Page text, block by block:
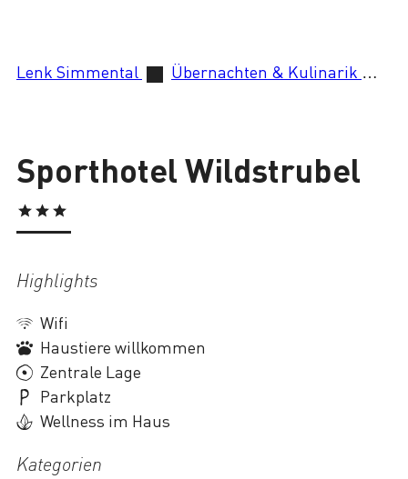
Lenk Simmental Übernachten & Kulinarik
Sporthotel Wildstrubel
Highlights
Wifi
Haustiere willkommen
Zentrale Lage
Parkplatz
Wellness im Haus
Kategorien